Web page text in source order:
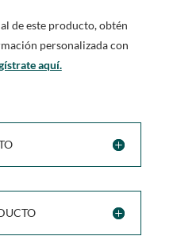
de este producto, obtén
personalizada con
aquí.